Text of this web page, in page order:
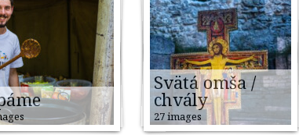
Svätá omša /
chvály
27 images